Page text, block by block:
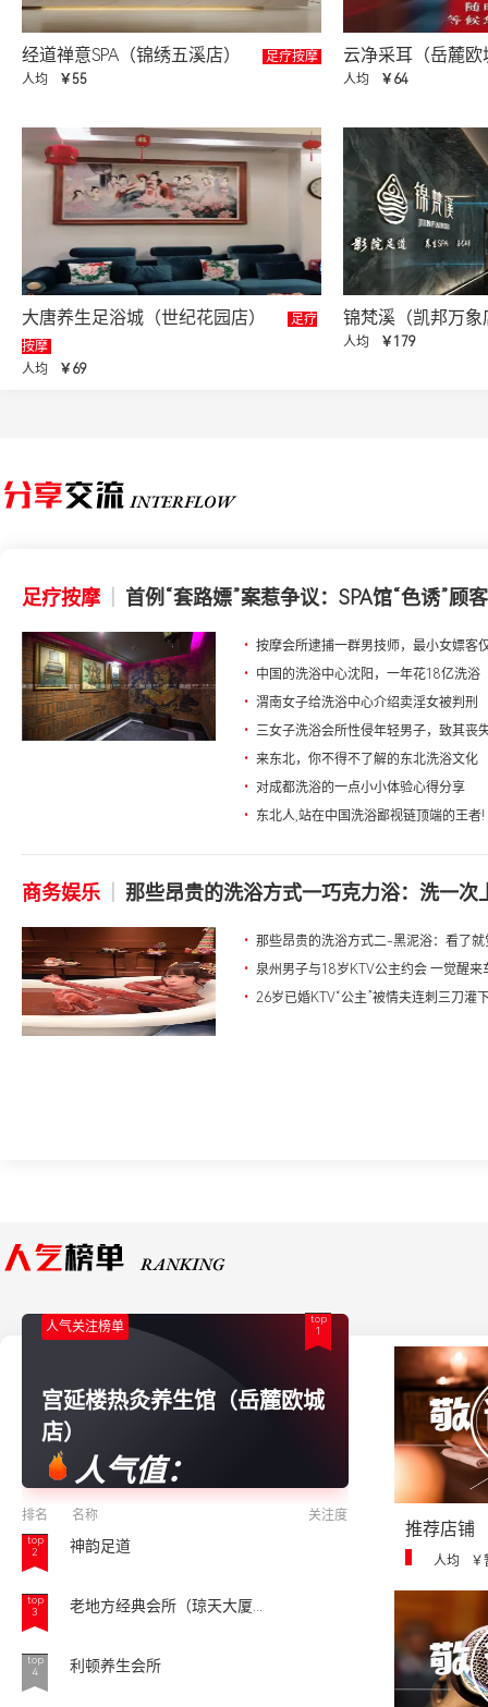
经道禅意SPA（锦绣五溪店）
足疗按摩
人均
￥55
云净采耳（岳麓欧
人均 ￥64
大唐养生足浴城（世纪花园店）
足疗
按摩
人均
￥69
锦梵溪（凯邦万象
人均 ￥179
足疗按摩 首例“套路嫖”案惹争议：SPA馆“色诱”顾
• 按摩会所逮捕一群男技师，最小女嫖客
• 中国的洗浴中心沈阳，一年花18亿洗浴
• 渭南女子给洗浴中心介绍卖淫女被判刑
• 三女子洗浴会所性侵年轻男子，致其丧
• 来东北，你不得不了解的东北洗浴文化
• 对成都洗浴的一点小小体验心得分享
• 东北人,站在中国洗浴鄙视链顶端的王者!
商务娱乐 那些昂贵的洗浴方式一巧克力浴：洗一次
• 那些昂贵的洗浴方式二-黑泥浴：看了
• 泉州男子与18岁KTV公主约会 一觉醒来
• 26岁已婚KTV“公主”被情夫连刺三刀灌
人气关注榜单
宫延楼热灸养生馆（岳麓欧城
店）
人气值：
top
1
排名 名称 关注度
top
2
神韵足道
top
3
老地方经典会所（琼天大厦...
top
4
利顿养生会所
推荐店铺
人均 ￥